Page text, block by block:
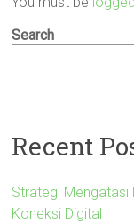
Search
Recent
Strategi Mengatasi
Koneksi Digital